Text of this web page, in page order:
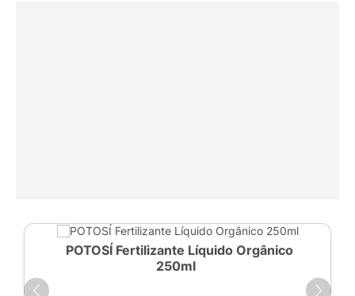
POTOSÍ Fertilizante Líquido Orgânico
250ml